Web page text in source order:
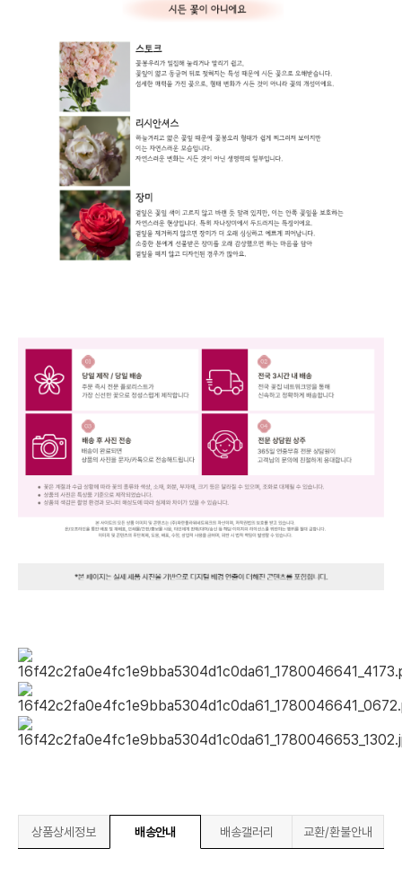
상품상세정보 배송안내 배송갤러리 교환/환불안내